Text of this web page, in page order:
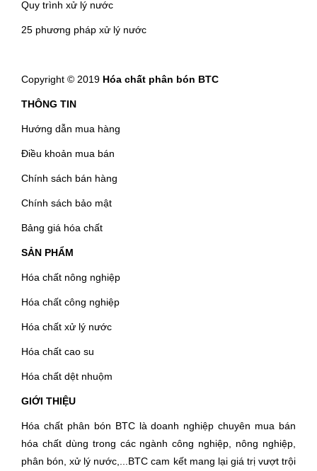
Quy trình xử lý nước
25 phương pháp xử lý nước
Copyright © 2019 Hóa chất phân bón BTC
THÔNG TIN
Hướng dẫn mua hàng
Điều khoản mua bán
Chính sách bán hàng
Chính sách bảo mật
Bảng giá hóa chất
SẢN PHẨM
Hóa chất nông nghiệp
Hóa chất công nghiệp
Hóa chất xử lý nước
Hóa chất cao su
Hóa chất dệt nhuộm
GIỚI THIỆU
Hóa chất phân bón BTC là doanh nghiệp chuyên mua bán
hóa chất dùng trong các ngành công nghiệp, nông nghiệp,
phân bón, xử lý nước,...BTC cam kết mang lại giá trị vượt trội